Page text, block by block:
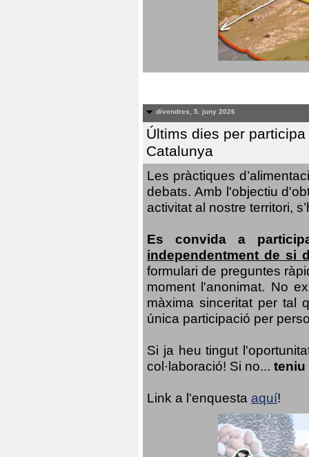
divendres, 5. juny 2026
Últims dies per
Catalunya
Les pràctiques
debats. Amb l'objectiu
activitat al nostre territori,
Es convida a
independentment de si
formulari de preguntes
moment l'anonimat. No
màxima sinceritat per tal
única participació per
Si ja heu tingut
col·laboració! Si no... teniu
Link a l'enquesta aquí!